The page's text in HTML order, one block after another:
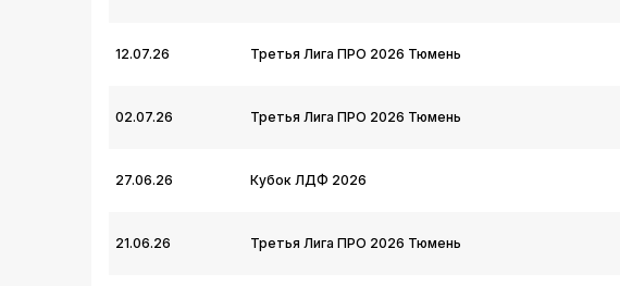
12.07.26 Третья Лига ПРО 2026 Тюмень
02.07.26 Третья Лига ПРО 2026 Тюмень
27.06.26 Кубок ЛДФ 2026
21.06.26 Третья Лига ПРО 2026 Тюмень